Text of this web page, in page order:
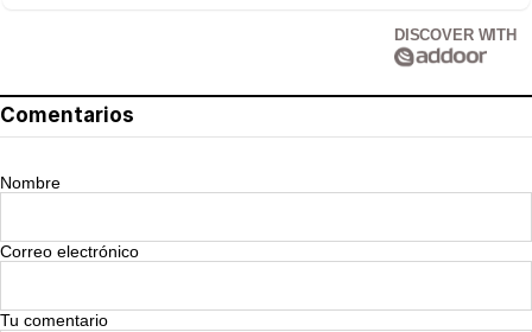
DISCOVER WITH
Comentarios
Nombre
Correo electrónico
Tu comentario